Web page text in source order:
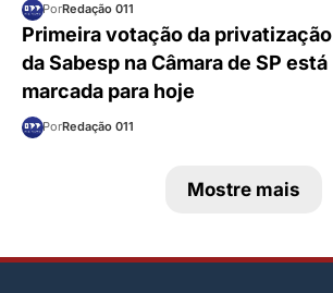
PorRedação 011
Primeira votação da privatização
da Sabesp na Câmara de SP está
marcada para hoje
PorRedação 011
Mostre mais